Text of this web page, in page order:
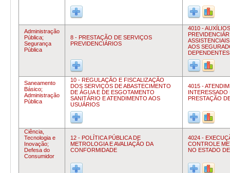
Administração
Pública;
Segurança
Pública
8 - PRESTAÇÃO DE SERVIÇOS
PREVIDENCIÁRIOS
4010 - AUXÍLIOS
AOS
DEPENDENTES
Saneamento
Básico;
Administração
Pública
10 - REGULAÇÃO E FISCALIZAÇÃO
DOS SERVIÇOS DE ABASTECIMENTO
DE ÁGUA E DE ESGOTAMENTO
SANITÁRIO E ATENDIMENTO AOS
USUÁRIOS
4015 -
INTERESSADO
PRESTAÇÃO
Ciência,
Tecnologia e
Inovação;
Defesa do
Consumidor
12 - POLÍTICA PÚBLICA DE
METROLOGIA E AVALIAÇÃO DA
CONFORMIDADE
4024 -
CONTROLE
NO ESTADO